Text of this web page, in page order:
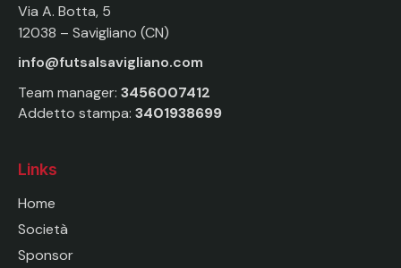
Via A. Botta, 5
12038 – Savigliano (CN)
info@futsalsavigliano.com
Team manager: 3456007412
Addetto stampa: 3401938699
Links
Home
Società
Sponsor